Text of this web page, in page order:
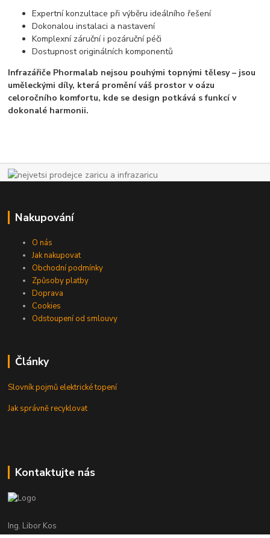
Expertní konzultace při výběru ideálního řešení
Dokonalou instalaci a nastavení
Komplexní záruční i pozáruční péči
Dostupnost originálních komponentů
Infrazářiče Phormalab nejsou pouhými topnými tělesy – jsou
uměleckými díly, která promění váš prostor v oázu
celoročního komfortu, kde se design potkává s funkcí v
dokonalé harmonii.
Nakupování
O nás
Jak nakupovat
Obchodní podmínky
Způsoby platby
Doprava
Cookies
Odstoupení od smlouvy
Články
Slovník pojmů elektrické topení
Jak správně recyklovat
Kontaktujte nás
Ing. Libor Kos